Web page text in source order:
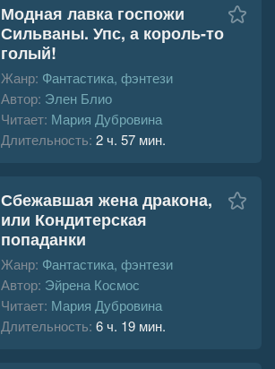
Модная лавка госпожи
Сильваны. Упс, а король-то
голый!
Жанр: Фантастика, фэнтези
Автор: Элен Блио
Читает: Мария Дубровина
Длительность: 2 ч. 57 мин.
Сбежавшая жена дракона,
или Кондитерская
попаданки
Жанр: Фантастика, фэнтези
Автор: Эйрена Космос
Читает: Мария Дубровина
Длительность: 6 ч. 19 мин.